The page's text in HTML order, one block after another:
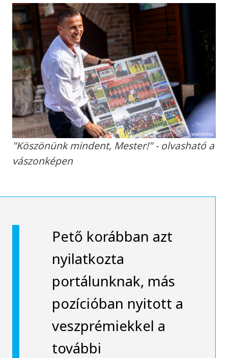
"Köszönünk mindent, Mester!" - olvasható a
vászonképen
Pető korábban azt
nyilatkozta
portálunknak, más
pozícióban nyitott a
veszprémiekkel a
további